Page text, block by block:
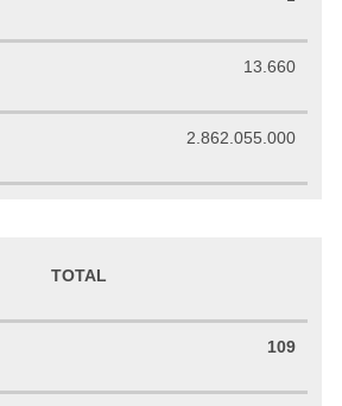
13.660
2.862.055.000
TOTAL
109